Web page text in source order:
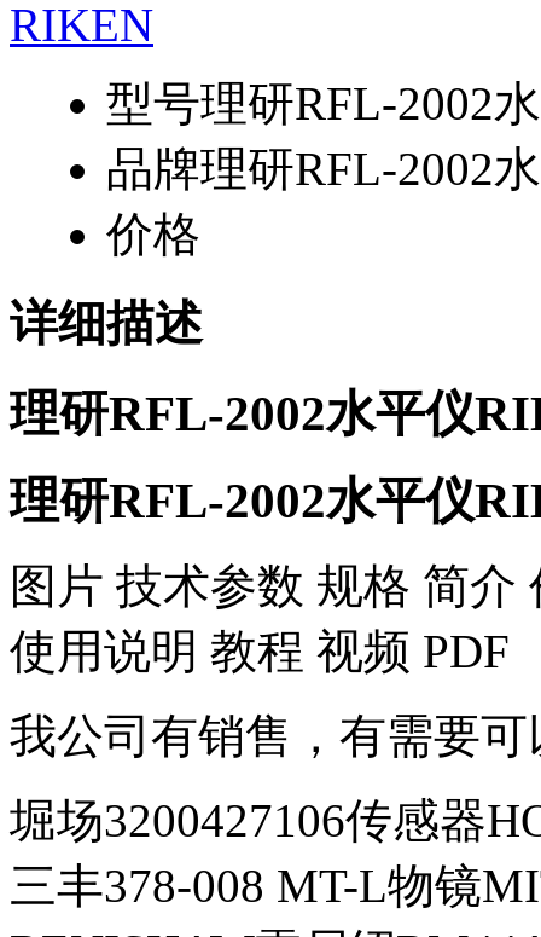
型号理研RFL-2002
品牌理研RFL-2002
价格
详细描述
理研RFL-2002水平仪
理研RFL-2002水平仪
图片 技术参数 规格 简
使用说明 教程 视频 PDF
我公司有销售，有需要
堀场3200427106传感器
三丰378-008 MT-L物镜